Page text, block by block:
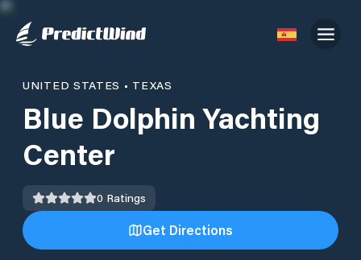
UNITED STATES • TEXAS
Blue Dolphin Yachting
Center
0 Ratings
Get Directions